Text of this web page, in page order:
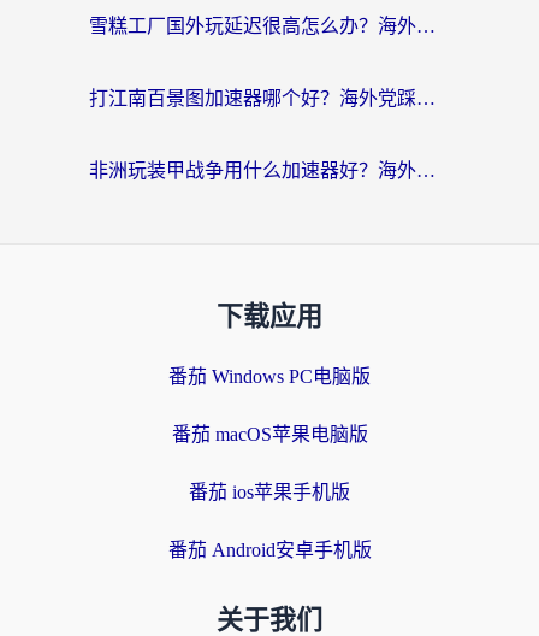
雪糕工厂国外玩延迟很高怎么办？海外玩家国服游戏加速终极攻略（附实测推荐）
打江南百景图加速器哪个好？海外党踩坑N次后，终于找到不卡的秘诀
非洲玩装甲战争用什么加速器好？海外党亲测有效的国服游戏加速方案
下载应用
番茄 Windows PC电脑版
番茄 macOS苹果电脑版
番茄 ios苹果手机版
番茄 Android安卓手机版
关于我们